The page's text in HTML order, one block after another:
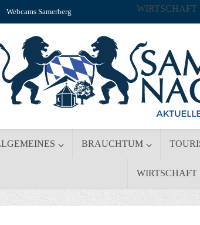
Webcams Samerberg
BRAUCHTUM
WIRTSCHAFT
WIRTSCHAFT